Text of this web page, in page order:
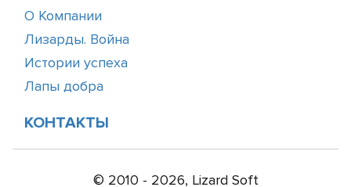
О Компании
Лизарды. Война
Истории успеха
Лапы добра
КОНТАКТЫ
© 2010 - 2026, Lizard Soft